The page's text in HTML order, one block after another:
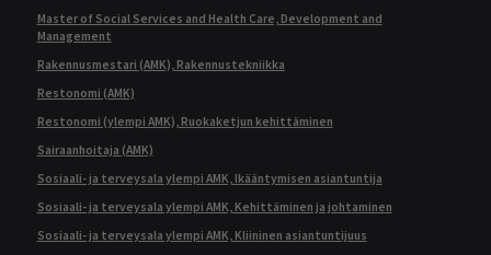
Master of Social Services and Health Care, Development and
Management
Rakennusmestari (AMK), Rakennustekniikka
Restonomi (AMK)
Restonomi (ylempi AMK), Ruokaketjun kehittäminen
Sairaanhoitaja (AMK)
Sosiaali- ja terveysala ylempi AMK, Ikääntymisen asiantuntija
Sosiaali- ja terveysala ylempi AMK, Kehittäminen ja johtaminen
Sosiaali- ja terveysala ylempi AMK, Kliininen asiantuntijuus